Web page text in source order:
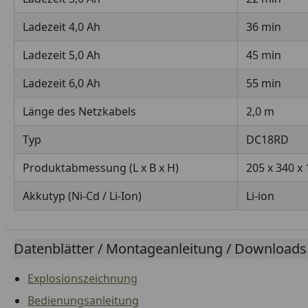
Ladezeit 4,0 Ah
36 min
Ladezeit 5,0 Ah
45 min
Ladezeit 6,0 Ah
55 min
Länge des Netzkabels
2,0 m
Typ
DC18RD
Produktabmessung (L x B x H)
205 x 340 x
Akkutyp (Ni-Cd / Li-Ion)
Li-ion
Datenblätter / Montageanleitung / Downloads
Explosionszeichnung
Bedienungsanleitung